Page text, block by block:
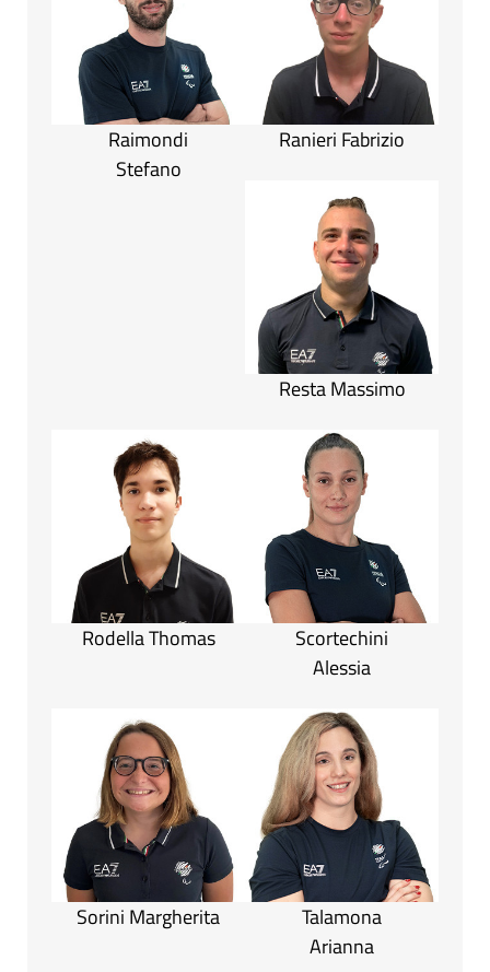
Raimondi
Stefano
Ranieri Fabrizio
Resta Massimo
Rodella Thomas
Scortechini
Alessia
Sorini Margherita
Talamona
Arianna